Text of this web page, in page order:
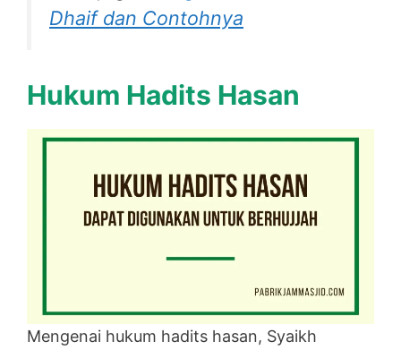
Dhaif dan Contohnya
Hukum Hadits Hasan
Mengenai hukum hadits hasan, Syaikh